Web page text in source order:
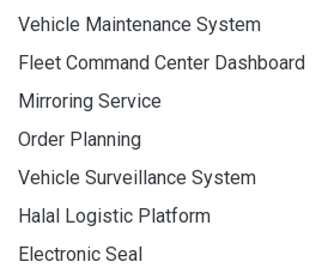
Vehicle Maintenance System
Fleet Command Center Dashboard
Mirroring Service
Order Planning
Vehicle Surveillance System
Halal Logistic Platform
Electronic Seal